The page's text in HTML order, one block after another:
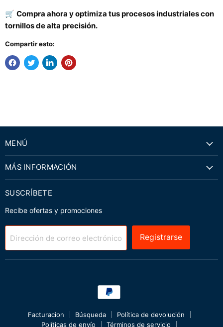
🛒 Compra ahora y optimiza tus procesos industriales con
tornillos de alta precisión.
Compartir esto:
MENÚ
MÁS INFORMACIÓN
SUSCRÍBETE
Recibe ofertas y promociones
Dirección de correo electrónico Registrarse
Facturacion Búsqueda
Política de devolución
Políticas de envío
Términos de servicio